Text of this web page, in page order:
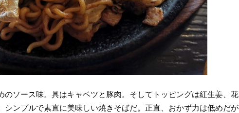
のソース味。具はキャベツと豚肉。そしてトッピングは紅生姜、花
シンプルで素直に美味しい焼きそばだ。正直、おかず力は低めだが